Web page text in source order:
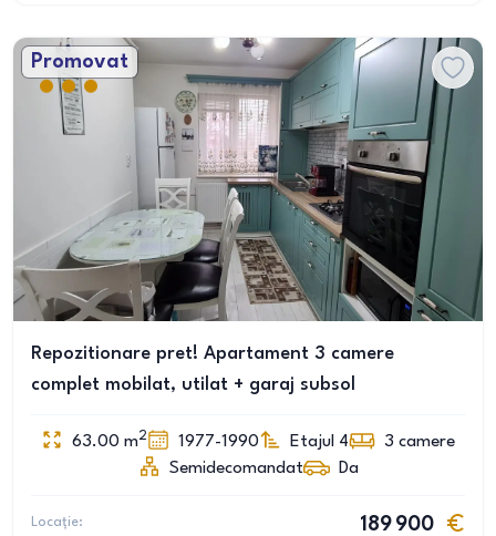
Promovat
Repozitionare pret! Apartament 3 camere
complet mobilat, utilat + garaj subsol
63.00 m2 1977-1990 Etajul 4 3 camere
Semidecomandat
Da
Locație:
189 900